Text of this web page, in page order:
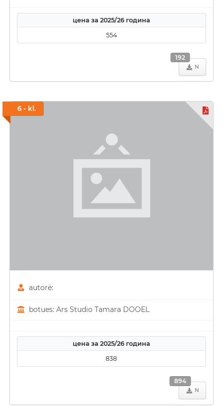
цена за 2025/26 година
554
N
192
6 - kl.
autorë:
botues: Ars Studio Tamara DOOEL
цена за 2025/26 година
838
N
894